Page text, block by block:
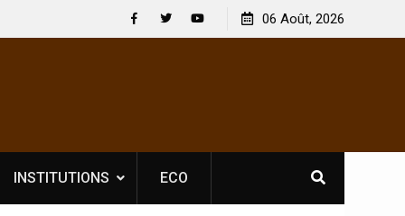
licence obligatoire pour les spectacles : En
d’Ivoire, l’opérateur culturel Soldat Jahboy se
[France-
06 Août, 2026
INSTITUTIONS ECO